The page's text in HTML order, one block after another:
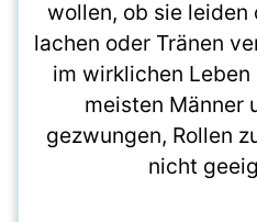
wollen, ob sie leiden
lachen oder Tränen
im wirklichen
meisten Männer
gezwungen, Rollen
nicht